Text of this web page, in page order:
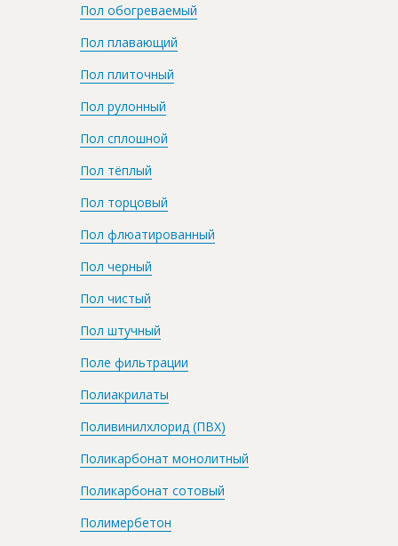
Пол обогреваемый
Пол плавающий
Пол плиточный
Пол рулонный
Пол сплошной
Пол тёплый
Пол торцовый
Пол флюатированный
Пол черный
Пол чистый
Пол штучный
Поле фильтрации
Полиакрилаты
Поливинилхлорид (ПВХ)
Поликарбонат монолитный
Поликарбонат сотовый
Полимербетон